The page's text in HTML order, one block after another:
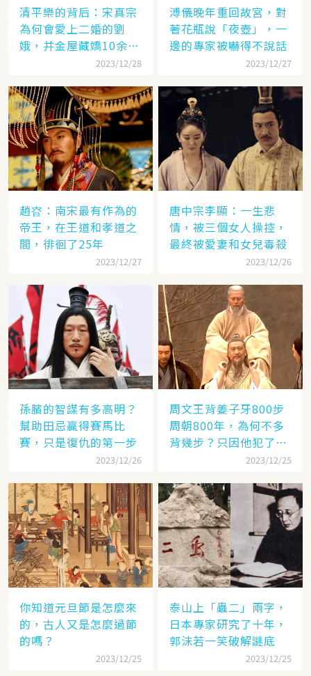
清平樂的背后：宋真宗
為何會愛上二婚的劉
娥，并金屋藏嬌10余
2023/12/28
溥儀晚年重回故宮，對
著花瓶說「夜壺」，一
邊的專家被嚇得不說話
2023/12/27
趙昚：南宋最有作為的
帝王，在王道和孝道之
間，徘徊了25年
2023/12/27
唐中宗李顯：一生悲
情，被三個女人操控，
最終被愛妻和女兒毒殺
2023/12/26
孫臏的智謀有多高明？
幫助田忌贏得賽馬比
賽，只是復仇的第一步
2023/12/26
周文王背姜子牙800步
周朝800年，為何不多
背幾步？只因他犯了個
2023/12/25
你知道元旦節是怎麼來
的，古人又是怎麼過節
的嗎？
2023/12/25
泰山上「蟲二」兩字，
日本專家研究了十年，
郭沫若一笑破解謎底
2023/12/25